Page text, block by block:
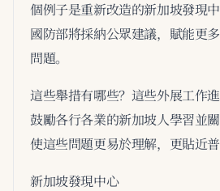
個例子是重新改造的新加坡發現中
國防部將採納公眾建議，賦能更
問題。
這些舉措有哪些？這些外展工作
鼓勵各行各業的新加坡人學習並
使這些問題更易於理解，更貼近普
新加坡發現中心